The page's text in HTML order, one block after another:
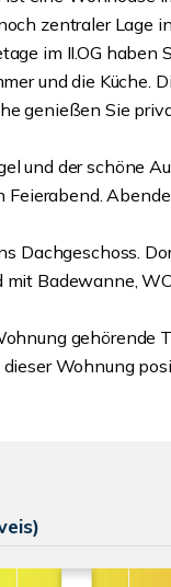
zentraler Lage
im II.OG haben
und die Küche.
genießen Sie
und der schöne
Dachgeschoss.
Badewanne,
Wohnung